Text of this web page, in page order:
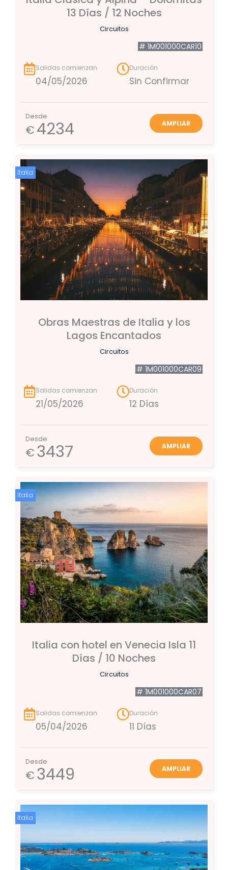
13 Días / 12 Noches
Circuitos
# 1M001000CAR10
Salidas comienzan
04/05/2026
Duración
Sin Confirmar
Desde
€4234 AMPLIAR
Italia
Obras Maestras de Italia y los
Lagos Encantados
Circuitos
# 1M001000CAR09
Salidas comienzan
21/05/2026
Duración
12 Días
Desde
€3437 AMPLIAR
Italia
Italia con hotel en Venecia Isla 11
Días / 10 Noches
Circuitos
# 1M001000CAR07
Salidas comienzan
05/04/2026
Duración
11 Días
Desde
€3449 AMPLIAR
Italia